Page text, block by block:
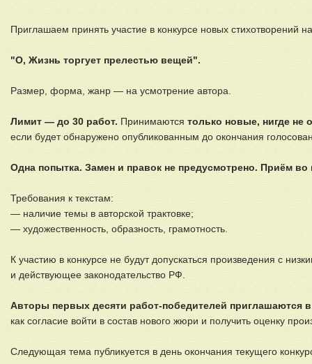
Приглашаем принять участие в конкурсе новых стихотворений
"О, Жизнь торгует прелестью вещей".
Размер, форма, жанр — на усмотрение автора.
Лимит — до 30 работ. Принимаются только новые, нигде не
если будет обнаружено опубликованным до окончания
Одна попытка. Замен и правок не предусмотрено. Приём
Требования к текстам:
— наличие темы в авторской трактовке;
— художественность, образность, грамотность.
К участию в конкурсе не будут допускаться произведения с
и действующее законодательство РФ.
Авторы первых десяти работ-победителей приглашаются
как согласие войти в состав нового жюри и получить оценку
Следующая тема публикуется в день окончания текущего